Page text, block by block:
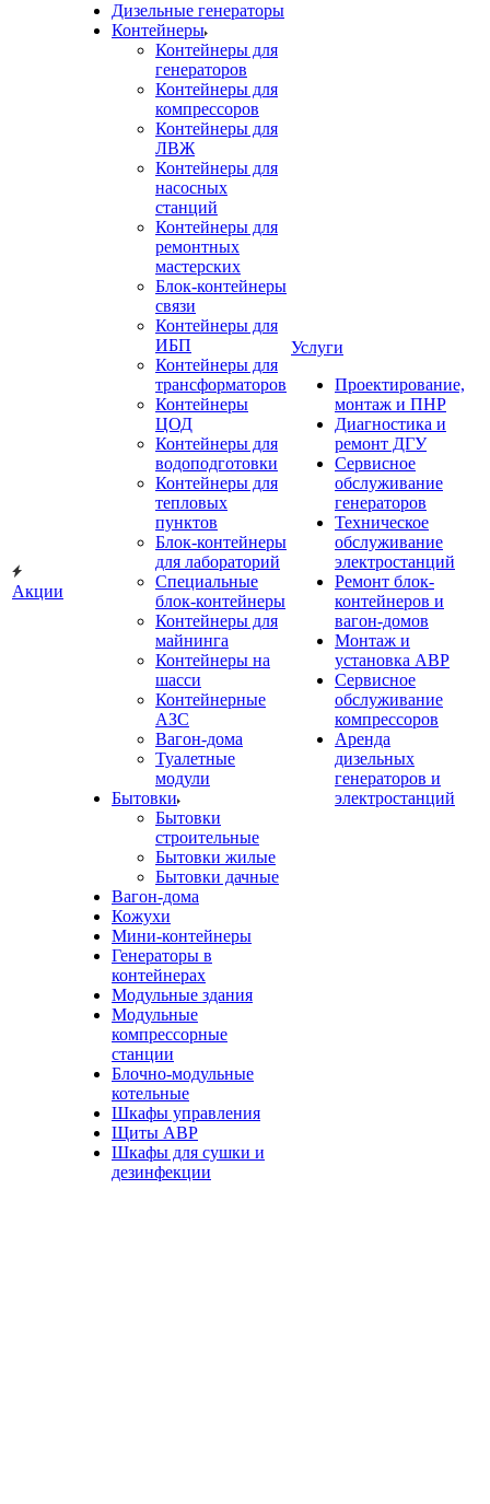
Акции
Дизельные генераторы
Контейнеры
Контейнеры для
генераторов
Контейнеры для
компрессоров
Контейнеры для
ЛВЖ
Контейнеры для
насосных
станций
Контейнеры для
ремонтных
мастерских
Блок-контейнеры
связи
Контейнеры для
ИБП
Контейнеры для
трансформаторов
Контейнеры
ЦОД
Контейнеры для
водоподготовки
Контейнеры для
тепловых
пунктов
Блок-контейнеры
для лабораторий
Специальные
блок-контейнеры
Контейнеры для
майнинга
Контейнеры на
шасси
Контейнерные
АЗС
Вагон-дома
Туалетные
модули
Бытовки
Бытовки
строительные
Бытовки жилые
Бытовки дачные
Вагон-дома
Кожухи
Мини-контейнеры
Генераторы в
контейнерах
Модульные здания
Модульные
компрессорные
станции
Блочно-модульные
котельные
Шкафы управления
Щиты АВР
Шкафы для сушки и
дезинфекции
Услуги
Проектирование,
монтаж и ПНР
Диагностика и
ремонт ДГУ
Сервисное
обслуживание
генераторов
Техническое
обслуживание
электростанций
Ремонт блок-
контейнеров и
вагон-домов
Монтаж и
установка АВР
Сервисное
обслуживание
компрессоров
Аренда
дизельных
генераторов и
электростанций